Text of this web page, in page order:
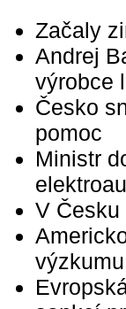
Začaly
Andrej
výrobce
Česko
pomoc
Ministr
V